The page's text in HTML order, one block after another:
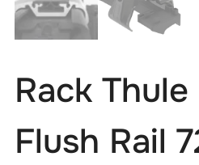
Rack
Flush Rail